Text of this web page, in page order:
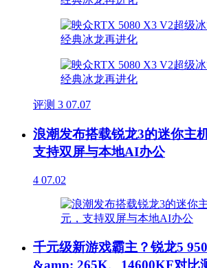
评测 3 07.07
浪潮发布搭载锐龙3的迷你主
支持双屏与本地AI办公
4 07.02
千元级新游戏霸主？锐龙5
&amp; 265K、14600KF对比